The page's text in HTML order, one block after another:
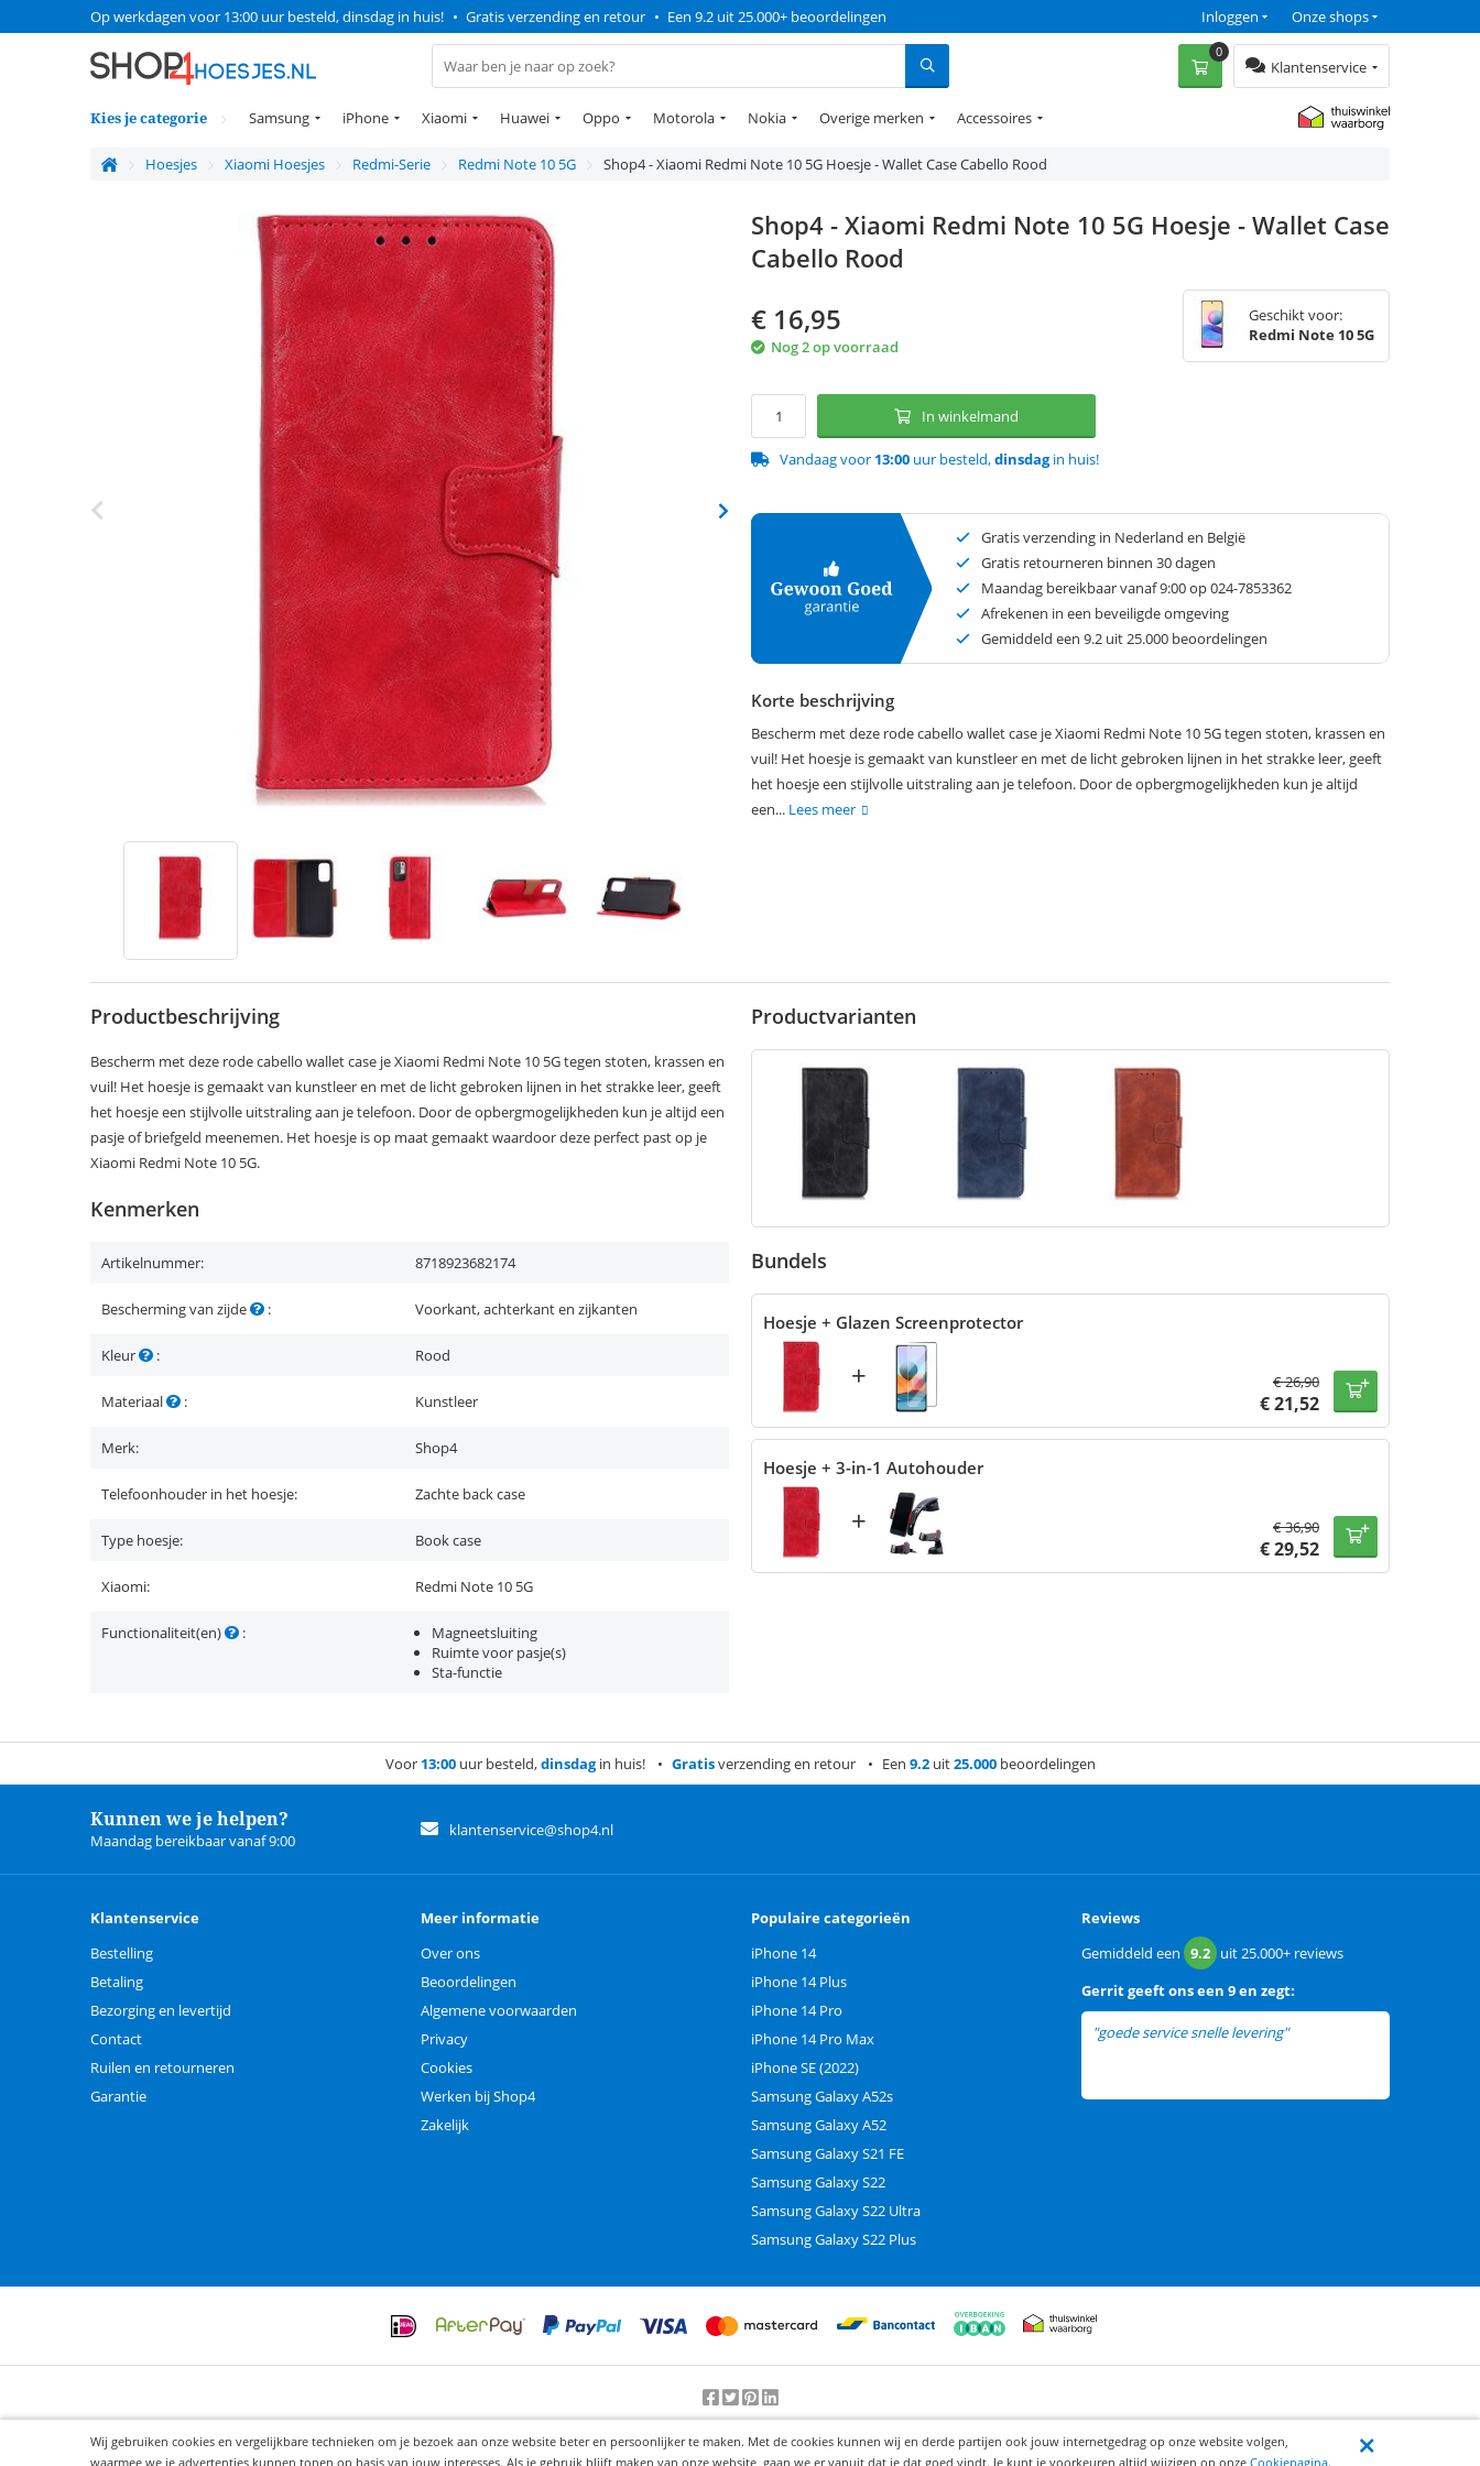
Op werkdagen voor 13:00 uur besteld, dinsdag in huis! • Gratis verzending en retour • Een 9.2 uit 25.000+ beoordelingen Onze shops
Inloggen
Klantenservice
0
Kies je categorie Samsung iPhone Xiaomi Huawei Oppo Motorola Nokia Overige merken Accessoires
Hoesjes Xiaomi Hoesjes Redmi-Serie Redmi Note 10 5G Shop4 - Xiaomi Redmi Note 10 5G Hoesje - Wallet Case Cabello Rood
Shop4 - Xiaomi Redmi Note 10 5G Hoesje - Wallet Case
Cabello Rood
€ 16,95
Nog 2 op voorraad
Geschikt voor:
Redmi Note 10 5G
In winkelmand
Vandaag voor 13:00 uur besteld,dinsdagin huis!
Gratis verzending in Nederland en België
Gratis retourneren binnen 30 dagen
Maandag bereikbaar vanaf 9:00 op 024-7853362
Afrekenen in een beveiligde omgeving
Gemiddeld een 9.2 uit 25.000 beoordelingen
Korte beschrijving
Bescherm met deze rode cabello wallet case je Xiaomi Redmi Note 10 5G tegen stoten, krassen en
vuil! Het hoesje is gemaakt van kunstleer en met de licht gebroken lijnen in het strakke leer, geeft
het hoesje een stijlvolle uitstraling aan je telefoon. Door de opbergmogelijkheden kun je altijd
een... Lees meer
Productbeschrijving
Bescherm met deze rode cabello wallet case je Xiaomi Redmi Note 10 5G tegen stoten, krassen en
vuil! Het hoesje is gemaakt van kunstleer en met de licht gebroken lijnen in het strakke leer, geeft
het hoesje een stijlvolle uitstraling aan je telefoon. Door de opbergmogelijkheden kun je altijd een
pasje of briefgeld meenemen. Het hoesje is op maat gemaakt waardoor deze perfect past op je
Xiaomi Redmi Note 10 5G.
Kenmerken
Artikelnummer: 8718923682174
Bescherming van zijde : Voorkant, achterkant en zijkanten
Kleur : Rood
Materiaal : Kunstleer
Merk: Shop4
Telefoonhouder in het hoesje: Zachte back case
Type hoesje: Book case
Xiaomi: Redmi Note 10 5G
Functionaliteit(en) :
Magneetsluiting
Ruimte voor pasje(s)
Sta-functie
Productvarianten
Bundels
Hoesje + Glazen Screenprotector
+ €26,90
€21,52
Hoesje + 3-in-1 Autohouder
+ €36,90
€29,52
Voor 13:00uur besteld,dinsdagin huis! Gratisverzending en retour Een 9.2uit25.000beoordelingen
Kunnen we je helpen?
Maandag bereikbaar vanaf 9:00
klantenservice@shop4.nl
Klantenservice
Bestelling
Betaling
Bezorging en levertijd
Contact
Ruilen en retourneren
Garantie
Meer informatie
Over ons
Beoordelingen
Algemene voorwaarden
Privacy
Cookies
Werken bij Shop4
Zakelijk
Populaire categorieën
iPhone 14
iPhone 14 Plus
iPhone 14 Pro
iPhone 14 Pro Max
iPhone SE (2022)
Samsung Galaxy A52s
Samsung Galaxy A52
Samsung Galaxy S21 FE
Samsung Galaxy S22
Samsung Galaxy S22 Ultra
Samsung Galaxy S22 Plus
Reviews
Gemiddeld een 9.2 uit25.000+ reviews
Gerritgeeft ons een 9 en zegt:
"goede service snelle levering"
Beoordeling door klanten:9.2/10-25000beoordelingen
© 2012-2026 Knaak Commerce B.V.
Wij gebruiken cookies en vergelijkbare technieken om je bezoek aan onze website beter en persoonlijker te maken. Met de cookies kunnen wij en derde partijen ook jouw internetgedrag op onze website volgen,
waarmee we je advertenties kunnen tonen op basis van jouw interesses. Als je gebruik blijft maken van onze website, gaan we er vanuit dat je dat goed vindt. Je kunt je voorkeuren altijd wijzigen op onze Cookiepagina.